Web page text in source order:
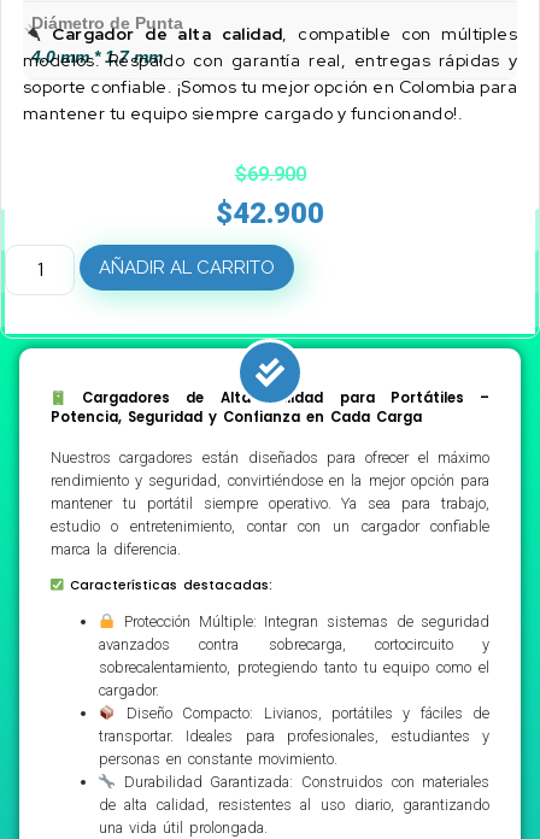
Diámetro de Punta
4.0 mm * 1.7 mm
Cargador de alta calidad, compatible con múltiples
modelos. Respaldo con garantía real, entregas rápidas y
soporte confiable. ¡Somos tu mejor opción en Colombia para
mantener tu equipo siempre cargado y funcionando!.
$69.900
$42.900
AÑADIR AL CARRITO
Cargadores de Alta Calidad para Portátiles –
Potencia, Seguridad y Confianza en Cada Carga
Nuestros cargadores están diseñados para ofrecer el máximo
rendimiento y seguridad, convirtiéndose en la mejor opción para
mantener tu portátil siempre operativo. Ya sea para trabajo,
estudio o entretenimiento, contar con un cargador confiable
marca la diferencia.
Características destacadas:
Protección Múltiple: Integran sistemas de seguridad
avanzados contra sobrecarga, cortocircuito y
sobrecalentamiento, protegiendo tanto tu equipo como el
cargador.
Diseño Compacto: Livianos, portátiles y fáciles de
transportar. Ideales para profesionales, estudiantes y
personas en constante movimiento.
Durabilidad Garantizada: Construidos con materiales
de alta calidad, resistentes al uso diario, garantizando
una vida útil prolongada.